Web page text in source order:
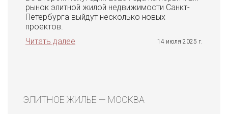
рынок элитной жилой недвижимости Санкт-
Петербурга выйдут несколько новых
проектов.
Читать далее
14 июля 2025 г.
ЭЛИТНОЕ ЖИЛЬЕ — МОСКВА